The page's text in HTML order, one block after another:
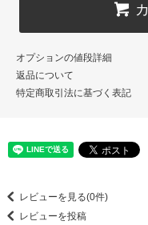
オプションの値段詳細
返品について
特定商取引法に基づく表記
レビューを見る(0件)
レビューを投稿